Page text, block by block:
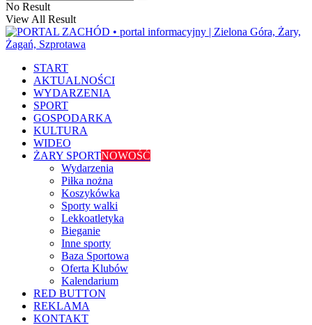
No Result
View All Result
START
AKTUALNOŚCI
WYDARZENIA
SPORT
GOSPODARKA
KULTURA
WIDEO
ŻARY SPORTNOWOŚĆ
Wydarzenia
Piłka nożna
Koszykówka
Sporty walki
Lekkoatletyka
Bieganie
Inne sporty
Baza Sportowa
Oferta Klubów
Kalendarium
RED BUTTON
REKLAMA
KONTAKT